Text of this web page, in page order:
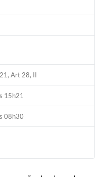
Art 28, II
15h21
08h30